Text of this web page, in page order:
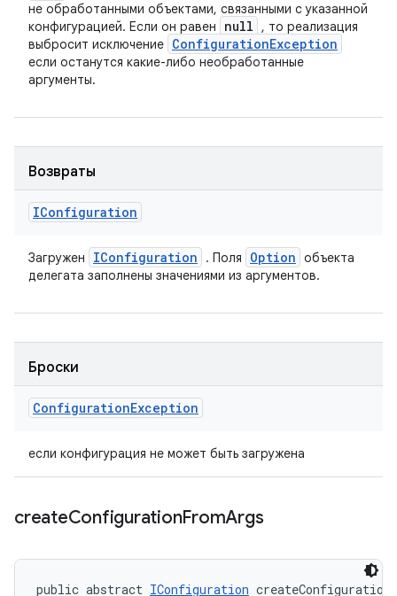
не обработанными объектами, связанными с указанной
конфигурацией. Если он равен
null
, то реализация
выбросит исключение ConfigurationException
если останутся какие-либо необработанные
аргументы.
Возвраты
IConfiguration
Загружен IConfiguration . Поля Option объекта
делегата заполнены значениями из аргументов.
Броски
ConfigurationException
если конфигурация не может быть загружена
createConfigurationFromArgs
public abstract IConfiguration